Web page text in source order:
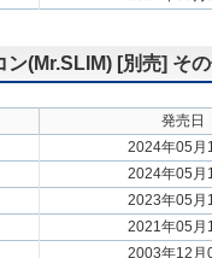
(Mr.SLIM) [別売] そ
発売日
2024年05月
2024年05月
2023年05月
2021年05月
2003年12月